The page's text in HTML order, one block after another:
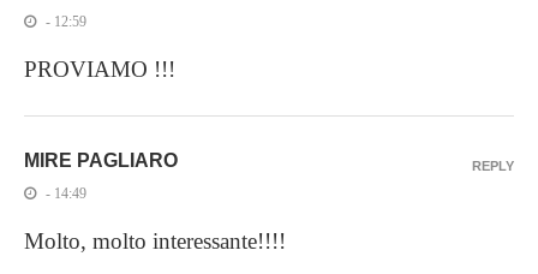
- 12:59
PROVIAMO !!!
MIRE PAGLIARO
- 14:49
Molto, molto interessante!!!!
REPLY